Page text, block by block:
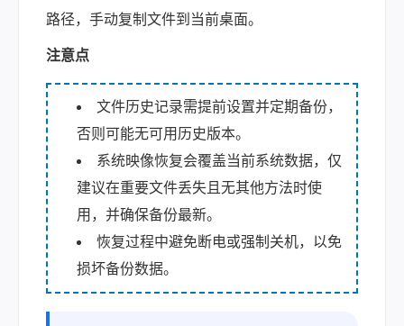
路径，手动复制文件到当前桌面。
注意点
文件历史记录需提前设置并定期备份，
否则可能无可用历史版本。
系统映像恢复会覆盖当前系统数据，仅
建议在重要文件丢失且无其他方法时使
用，并确保备份最新。
恢复过程中避免断电或强制关机，以免
损坏备份数据。